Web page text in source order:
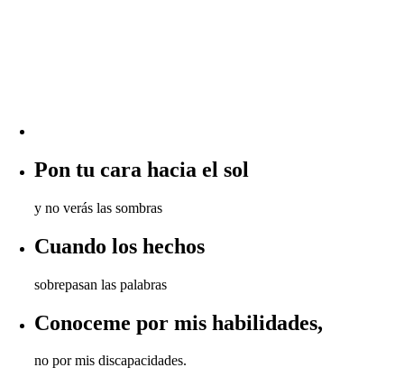
Pon tu cara hacia el sol
y no verás las sombras
Cuando los hechos
sobrepasan las palabras
Conoceme por mis habilidades,
no por mis discapacidades.